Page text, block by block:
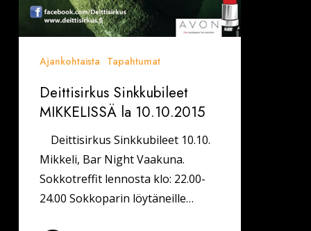
Ajankohtaista Tapahtumat
Deittisirkus Sinkkubileet
MIKKELISSÄ la 10.10.2015
Deittisirkus Sinkkubileet 10.10.
Mikkeli, Bar Night Vaakuna.
Sokkotreffit lennosta klo: 22.00-
24.00 Sokkoparin löytäneille…